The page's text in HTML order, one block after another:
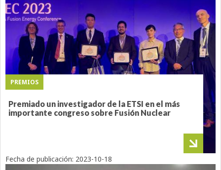
PREMIOS
Premiado un investigador de la ETSI en el más
importante congreso sobre Fusión Nuclear
Fecha de publicación: 2023-10-18